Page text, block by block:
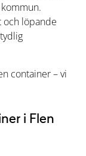
och löpande
container – vi
i Flen